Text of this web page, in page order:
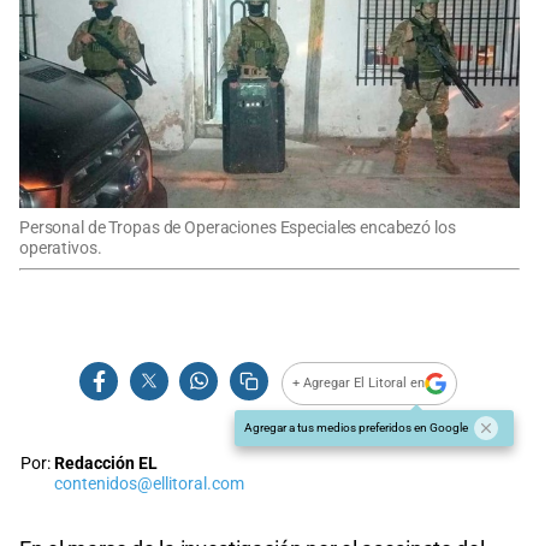
Personal de Tropas de Operaciones Especiales encabezó los
operativos.
+ Agregar El Litoral en
Agregar a tus medios preferidos en Google
Por:Redacción EL
contenidos@ellitoral.com